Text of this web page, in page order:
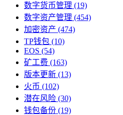
数字货币管理 (19)
数字资产管理 (454)
加密资产 (474)
TP钱包 (10)
EOS (54)
矿工费 (163)
版本更新 (13)
火币 (102)
潜在风险 (30)
钱包备份 (19)